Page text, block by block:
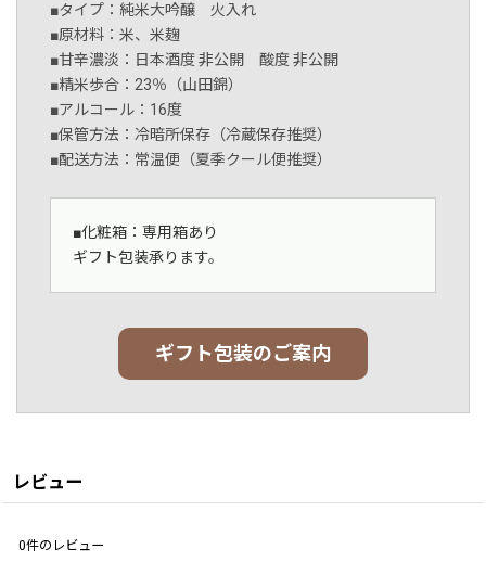
■タイプ：純米大吟醸 火入れ
■原材料：米、米麹
■甘辛濃淡：日本酒度 非公開 酸度 非公開
■精米歩合：23％（山田錦）
■アルコール：16度
■保管方法：冷暗所保存（冷蔵保存推奨）
■配送方法：常温便（夏季クール便推奨）
■化粧箱：専用箱あり
ギフト包装承ります。
ギフト包装のご案内
レビュー
0件のレビュー